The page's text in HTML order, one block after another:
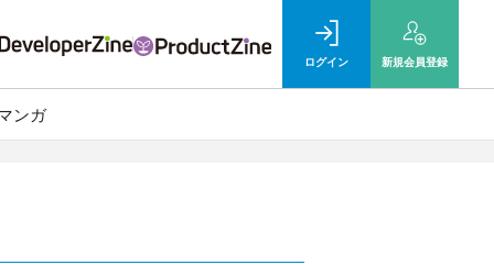
ログイン 新規会員登録
ンガ